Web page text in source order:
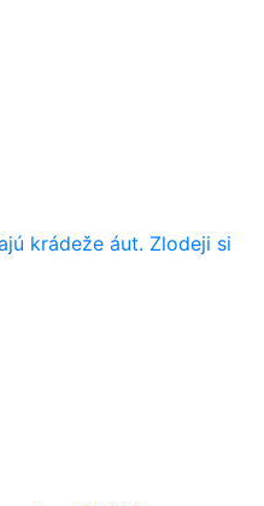
krádeže áut. Zlodeji si